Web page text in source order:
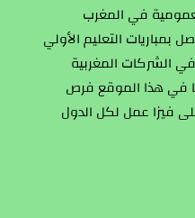
في المغرب
التعليم الأولي
الشركات المغربية
في هذا الموقع فرص
فيزا عمل لكل الدول